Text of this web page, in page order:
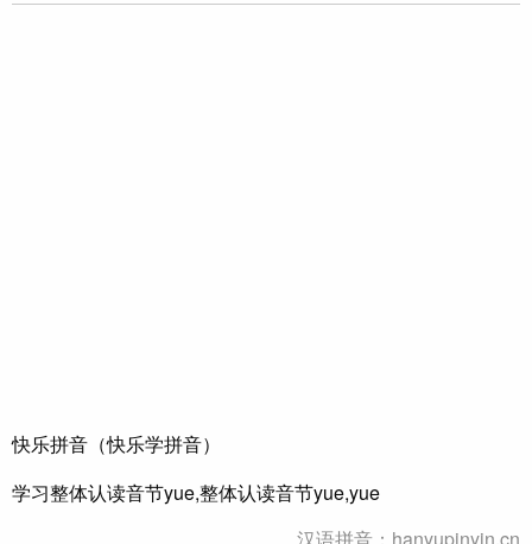
快乐拼音（快乐学拼音）
学习整体认读音节yue,整体认读音节yue,yue
汉语拼音：hanyupinyin.cn